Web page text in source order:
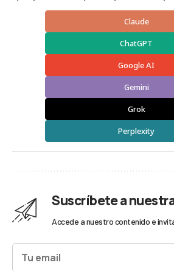
Claude
ChatGPT
Google AI
Gemini
Grok
Perplexity
Suscríbete a
Accede a nuestro contenido e